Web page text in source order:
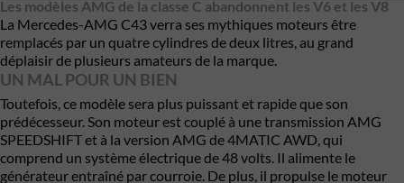
Les modèles AMG de la classe C abandonnent les V6 et les V8
La Mercedes-AMG C43 verra ses mythiques moteurs être
remplacés par un quatre cylindres de deux litres, au grand
déplaisir de plusieurs amateurs de la marque.
UN MAL POUR UN BIEN
Toutefois, ce modèle sera plus puissant et rapide que son
prédécesseur. Son moteur est couplé à une transmission AMG
SPEEDSHIFT et à la version AMG de 4MATIC AWD, qui
comprend un système électrique de 48 volts. Il alimente le
générateur entraîné par courroie. De plus, il propulse le moteur